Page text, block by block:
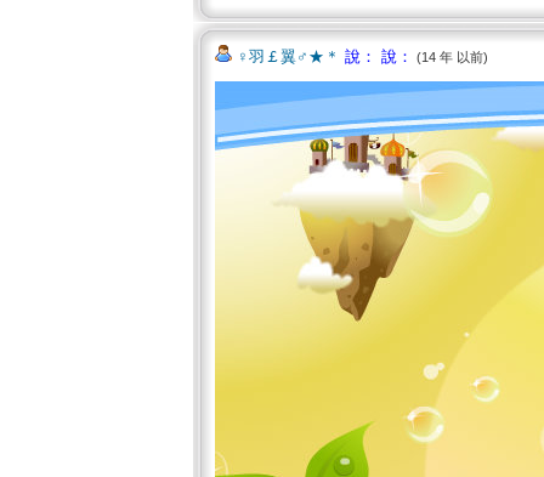
♀羽￡翼♂★＊ 說： 說： (14 年 以前)